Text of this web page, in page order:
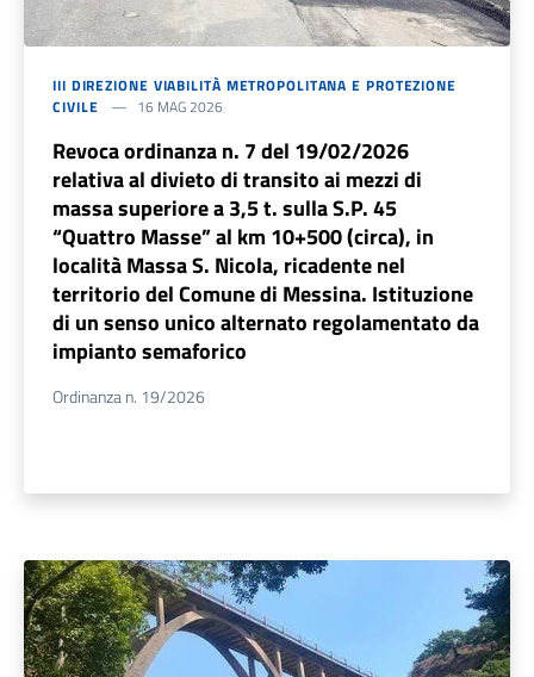
III DIREZIONE VIABILITÀ METROPOLITANA E PROTEZIONE
CIVILE
16 MAG 2026
Revoca ordinanza n. 7 del 19/02/2026
relativa al divieto di transito ai mezzi di
massa superiore a 3,5 t. sulla S.P. 45
“Quattro Masse” al km 10+500 (circa), in
località Massa S. Nicola, ricadente nel
territorio del Comune di Messina. Istituzione
di un senso unico alternato regolamentato da
impianto semaforico
Ordinanza n. 19/2026